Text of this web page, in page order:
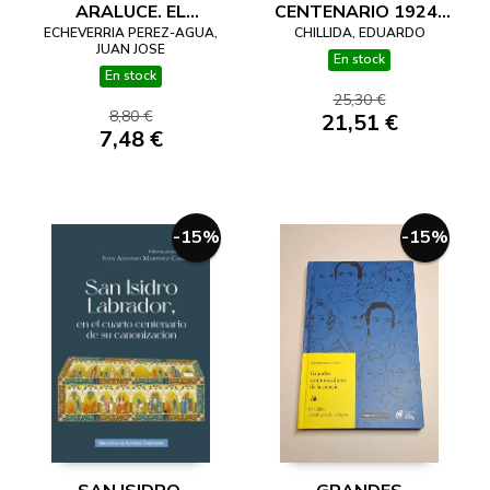
ARALUCE. EL
DEFENSOR DE LOS
FUEROS ASESINADO
POR ETA
ECHEVERRIA PEREZ-AGUA,
JUAN JOSE
En stock
8,80 €
7,48 €
CENTENARIO 1924-
2024
CHILLIDA, EDUARDO
En stock
25,30 €
21,51 €
-15% -15%